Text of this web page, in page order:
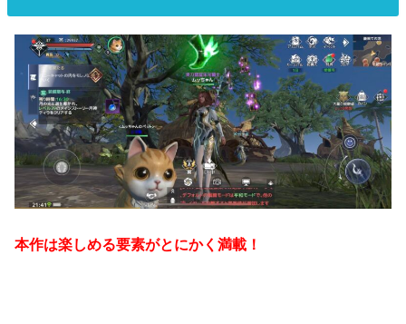
本作は楽しめる要素がとにかく満載！